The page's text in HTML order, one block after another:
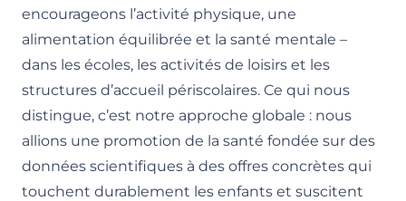
encourageons l’activité physique, une
alimentation équilibrée et la santé mentale –
dans les écoles, les activités de loisirs et les
structures d’accueil périscolaires. Ce qui nous
distingue, c’est notre approche globale : nous
allions une promotion de la santé fondée sur des
données scientifiques à des offres concrètes qui
touchent durablement les enfants et suscitent